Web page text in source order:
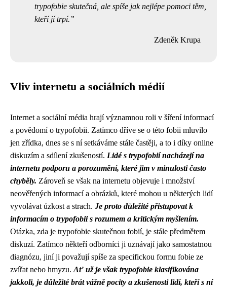
trypofobie skutečná, ale spíše jak nejlépe pomoci těm,
kteří jí trpí.
Zdeněk Krupa
Vliv internetu a sociálních médií
Internet a sociální média hrají významnou roli v šíření informací
a povědomí o trypofobii. Zatímco dříve se o této fobii mluvilo
jen zřídka, dnes se s ní setkáváme stále častěji, a to i díky online
diskuzím a sdílení zkušeností. Lidé s trypofobií nacházejí na
internetu podporu a porozumění, které jim v minulosti často
chyběly. Zároveň se však na internetu objevuje i množství
neověřených informací a obrázků, které mohou u některých lidí
vyvolávat úzkost a strach. Je proto důležité přistupovat k
informacím o trypofobii s rozumem a kritickým myšlením.
Otázka, zda je trypofobie skutečnou fobií, je stále předmětem
diskuzí. Zatímco někteří odborníci ji uznávají jako samostatnou
diagnózu, jiní ji považují spíše za specifickou formu fobie ze
zvířat nebo hmyzu. Ať už je však trypofobie klasifikována
jakkoli, je důležité brát vážně pocity a zkušenosti lidí, kteří s ní